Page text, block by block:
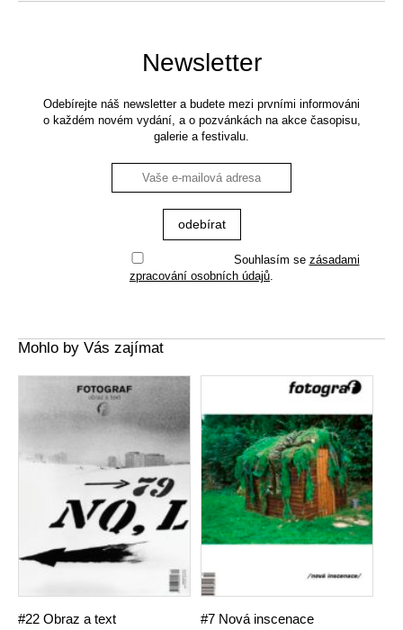
Newsletter
Odebírejte náš newsletter a budete mezi prvními informováni
o každém novém vydání, a o pozvánkách na akce časopisu,
galerie a festivalu.
Souhlasím se zásadami
zpracování osobních údajů
Mohlo by Vás zajímat
#22 Obraz a text #7 Nová inscenace